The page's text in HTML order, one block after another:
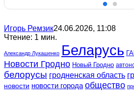
Игорь Ремзик24.06.2026, 11:08
Чтение: 1 мин.
Александр Лукашенко Беларусь
Новости Гродно Новый Гродно
белорусы гродненская область
новости новости города общество